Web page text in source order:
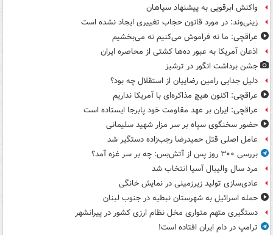
واکنش ابرقویی به پیشنهاد سپاهان
زینی‌وند: در مورد قانون حجاب تغییری ایجاد نشده است
عراقچی: ما نه فراموش می‌کنیم نه می‌بخشیم
اذعان آمریکا به عبور ده‌ها کشتی از محاصره ایران
جشن برداشت انگور در ترشیز
دلیل جدایی رامین رضاییان از استقلال چه بود؟
عراقچی: اکنون هیچ مذاکره‌ای با آمریکا نداریم
عراقچی: ایران بر عهد مقاومت خود پابرجا ایستاده است
حضور سخنگوی سپاه بر سر مزار شهید سلیمانی
عامل اصلی قتل حمیدرضا رجب‌زاده دستگیر شد
بررسی ۳۰۰ روز پس از آتش‌بس: چه بر سر غزه آمد؟
مرد سال والیبال آسیا انتخاب شد
عادی‌سازی تولید زیرزمینی در نمایش خانگی
حمله اسرائیل به شهرستان نبطیه در جنوب لبنان
دستگیری متهم متواری مخل نظام ارزی کشور در پیرانشهر
ترامپ در دام ایران افتاده است!